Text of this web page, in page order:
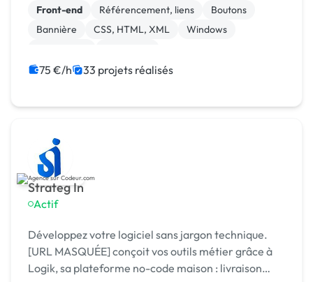
Front-end Référencement, liens
Boutons
Bannière
CSS, HTML, XML
Windows
Print (flyer, plaquette, affiche...)
75 €/h 33 projets réalisés
Strateg In
Actif
Développez votre logiciel sans jargon technique.
[URL MASQUÉE] conçoit vos outils métier grâce à
Logik, sa plateforme no-code maison : livraison